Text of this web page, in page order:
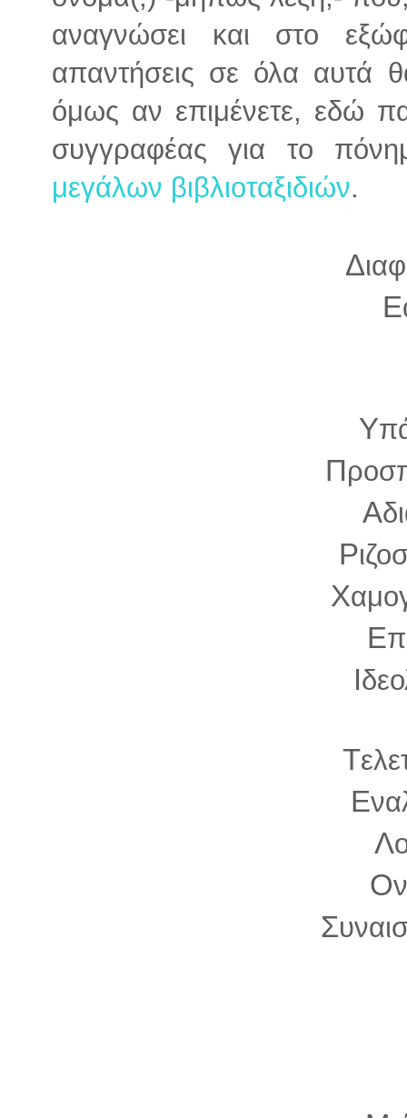
αναγνώσει και στο
απαντήσεις σε όλα αυτά
όμως αν επιμένετε, εδώ
συγγραφέας για το
μεγάλων βιβλιοταξιδιών.
Δ
Ε
Υ
Π
Α
Ρ
Χ
Ε
Ι
Τ
Ε
Λ
Ο
Σ